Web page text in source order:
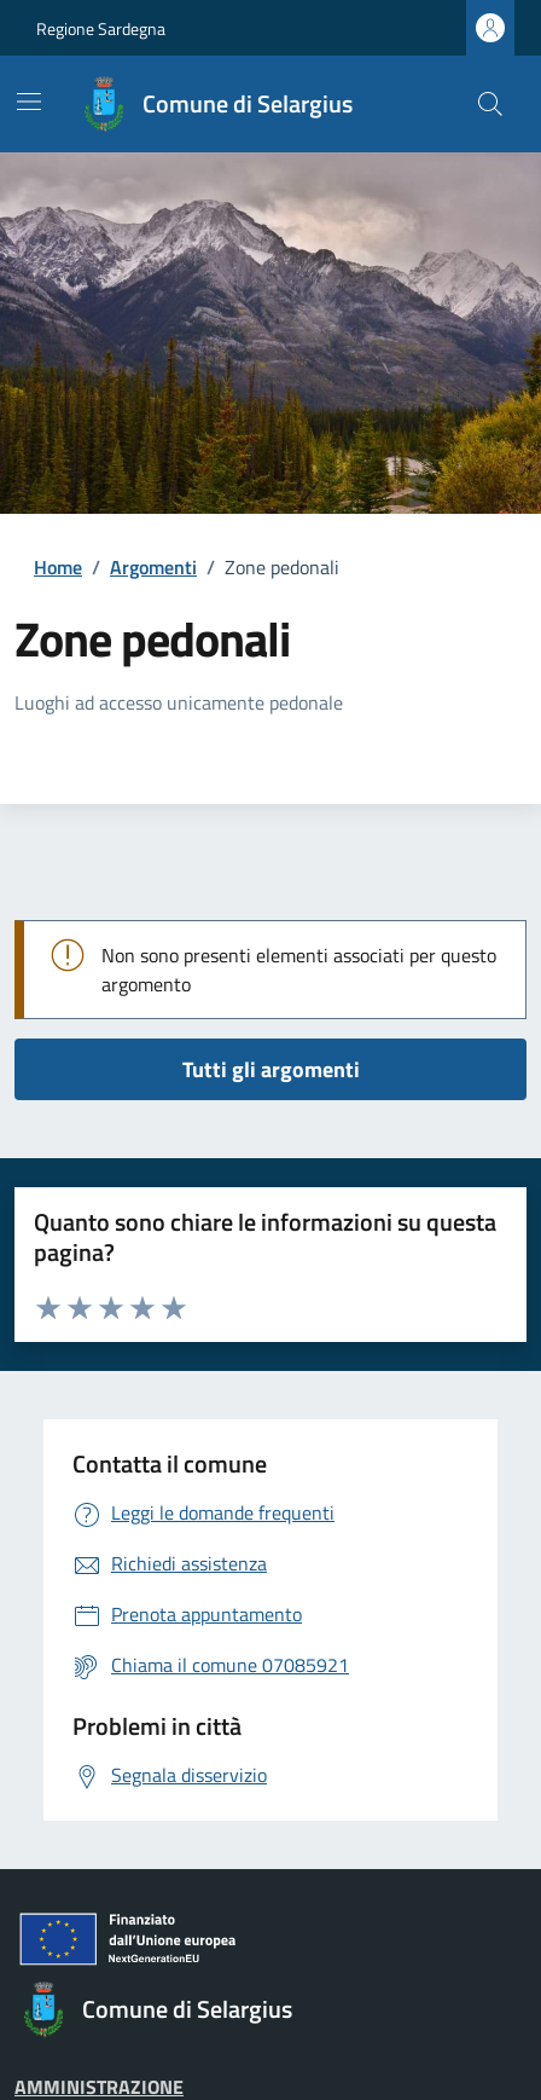
Regione Sardegna
Comune di Selargius
Home / Argomenti / Zone pedonali
Zone pedonali
Dettagli della notizia
Luoghi ad accesso unicamente pedonale
Non sono presenti elementi associati per questo
argomento
Tutti gli argomenti
Quanto sono chiare le informazioni su questa
pagina?
Valuta da 1 a 5 stelle la pagina
Valuta 5 stelle su 5
Valuta 4 stelle su 5
Valuta 3 stelle su 5
Valuta 2 stelle su 5
Valuta 1 stelle su 5
Contatta il comune
Leggi le domande frequenti
Richiedi assistenza
Prenota appuntamento
Chiama il comune 07085921
Problemi in città
Segnala disservizio
Comune di Selargius
AMMINISTRAZIONE